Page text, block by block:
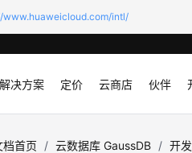
www.huaweicloud.com/intl/
解决方案 定价 云商店 伙伴
档首页 / 云数据库 GaussDB / 开